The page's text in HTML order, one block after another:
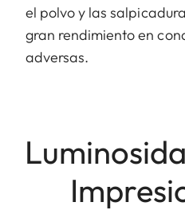
el polvo y las
gran rendimiento en
adversas.